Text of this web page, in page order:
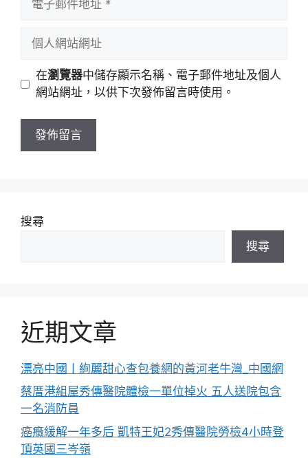
址
站
址
在瀏覽器中儲存顯示名稱、電子郵件地址及個人
網站網址，以供下次發佈留言時使用。
搜尋
搜尋
近期文章
漂亮中國丨絢麗甜心查包養網的黃河老牛灣_中國網
蔡厝港組屋秀傳醫院體檢一單位掉火 五人送院包含
一名消防員
癌癥緩解一年多后 凱特王妃2秀傳醫院勞檢4小時登
頂英國三岑嶺